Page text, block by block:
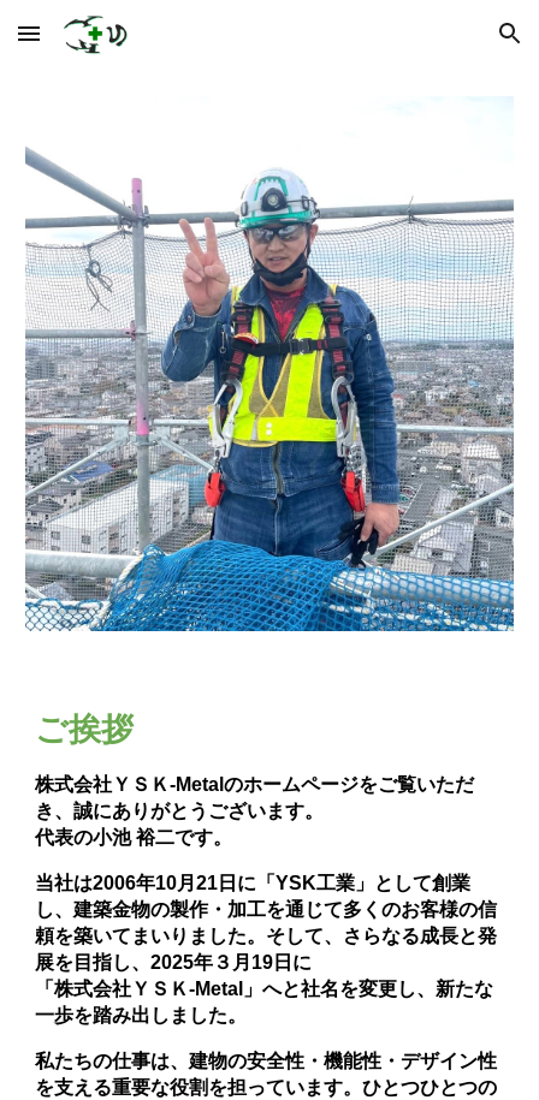
Skip to main content Skip to navigation
ご挨拶
株式会社ＹＳＫ-Metalのホームページをご覧いただ
き、誠にありがとうございます。
代表の小池 裕二です。
当社は2006年10月21日に「YSK工業」として創業
し、建築金物の製作・加工を通じて多くのお客様の信
頼を築いてまいりました。そして、さらなる成長と発
展を目指し、2025年３月19日に
「株式会社ＹＳＫ-Metal」へと社名を変更し、新たな
一歩を踏み出しました。
私たちの仕事は、建物の安全性・機能性・デザイン性
を支える重要な役割を担っています。ひとつひとつの